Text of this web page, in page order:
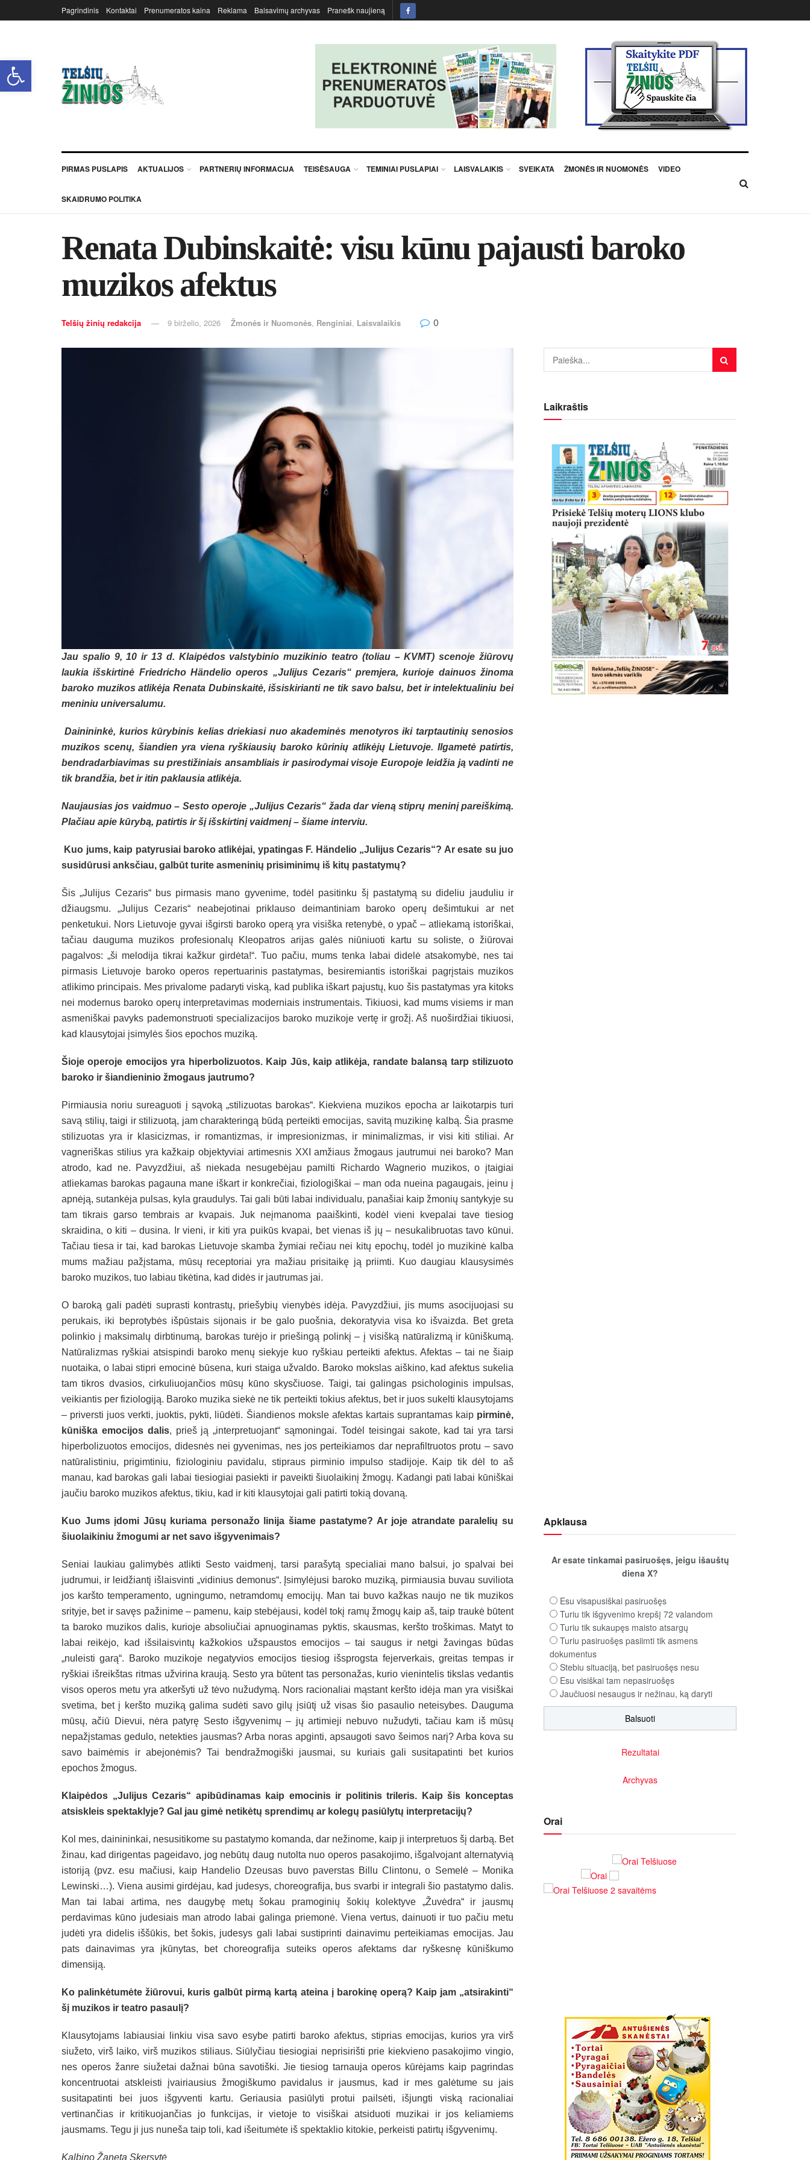
Open toolbar
Pagrindinis Kontaktai Prenumeratos kaina Reklama Balsavimų archyvas Pranešk naujieną
PIRMAS PUSLAPIS AKTUALIJOS PARTNERIŲ INFORMACIJA TEISĖSAUGA TEMINIAI PUSLAPIAI LAISVALAIKIS SVEIKATA ŽMONĖS IR NUOMONĖS VIDEO
SKAIDRUMO POLITIKA
Renata Dubinskaitė: visu kūnu pajausti baroko
muzikos afektus
Telšių žinių redakcija 9 birželio, 2026 Žmonės ir Nuomonės, Renginiai, Laisvalaikis 0
Jau spalio 9, 10 ir 13 d. Klaipėdos valstybinio muzikinio teatro (toliau – KVMT) scenoje žiūrovų
laukia išskirtinė Friedricho Händelio operos „Julijus Cezaris“ premjera, kurioje dainuos žinoma
baroko muzikos atlikėja Renata Dubinskaitė, išsiskirianti ne tik savo balsu, bet ir intelektualiniu bei
meniniu universalumu.
Dainininkė, kurios kūrybinis kelias driekiasi nuo akademinės menotyros iki tarptautinių senosios
muzikos scenų, šiandien yra viena ryškiausių baroko kūrinių atlikėjų Lietuvoje. Ilgametė patirtis,
bendradarbiavimas su prestižiniais ansambliais ir pasirodymai visoje Europoje leidžia ją vadinti ne
tik brandžia, bet ir itin paklausia atlikėja.
Naujausias jos vaidmuo – Sesto operoje „Julijus Cezaris“ žada dar vieną stiprų meninį pareiškimą.
Plačiau apie kūrybą, patirtis ir šį išskirtinį vaidmenį – šiame interviu.
Kuo jums, kaip patyrusiai baroko atlikėjai, ypatingas F. Händelio „Julijus Cezaris“? Ar esate su juo
susidūrusi anksčiau, galbūt turite asmeninių prisiminimų iš kitų pastatymų?
Šis „Julijus Cezaris“ bus pirmasis mano gyvenime, todėl pasitinku šį pastatymą su dideliu jauduliu ir
džiaugsmu. „Julijus Cezaris“ neabejotinai priklauso deimantiniam baroko operų dešimtukui ar net
penketukui. Nors Lietuvoje gyvai išgirsti baroko operą yra visiška retenybė, o ypač – atliekamą istoriškai,
tačiau dauguma muzikos profesionalų Kleopatros arijas galės niūniuoti kartu su soliste, o žiūrovai
pagalvos: „ši melodija tikrai kažkur girdėta!“. Tuo pačiu, mums tenka labai didelė atsakomybė, nes tai
pirmasis Lietuvoje baroko operos repertuarinis pastatymas, besiremiantis istoriškai pagrįstais muzikos
atlikimo principais. Mes privalome padaryti viską, kad publika iškart pajustų, kuo šis pastatymas yra kitoks
nei modernus baroko operų interpretavimas moderniais instrumentais. Tikiuosi, kad mums visiems ir man
asmeniškai pavyks pademonstruoti specializacijos baroko muzikoje vertę ir grožį. Aš nuoširdžiai tikiuosi,
kad klausytojai įsimylės šios epochos muziką.
Šioje operoje emocijos yra hiperbolizuotos. Kaip Jūs, kaip atlikėja, randate balansą tarp stilizuoto
baroko ir šiandieninio žmogaus jautrumo?
Pirmiausia noriu sureaguoti į sąvoką „stilizuotas barokas“. Kiekviena muzikos epocha ar laikotarpis turi
savą stilių, taigi ir stilizuotą, jam charakteringą būdą perteikti emocijas, savitą muzikinę kalbą. Šia prasme
stilizuotas yra ir klasicizmas, ir romantizmas, ir impresionizmas, ir minimalizmas, ir visi kiti stiliai. Ar
vagneriškas stilius yra kažkaip objektyviai artimesnis XXI amžiaus žmogaus jautrumui nei baroko? Man
atrodo, kad ne. Pavyzdžiui, aš niekada nesugebėjau pamilti Richardo Wagnerio muzikos, o įtaigiai
atliekamas barokas pagauna mane iškart ir konkrečiai, fiziologiškai – man oda nueina pagaugais, įeinu į
apnėją, sutankėja pulsas, kyla graudulys. Tai gali būti labai individualu, panašiai kaip žmonių santykyje su
tam tikrais garso tembrais ar kvapais. Juk neįmanoma paaiškinti, kodėl vieni kvepalai tave tiesiog
skraidina, o kiti – dusina. Ir vieni, ir kiti yra puikūs kvapai, bet vienas iš jų – nesukalibruotas tavo kūnui.
Tačiau tiesa ir tai, kad barokas Lietuvoje skamba žymiai rečiau nei kitų epochų, todėl jo muzikinė kalba
mums mažiau pažįstama, mūsų receptoriai yra mažiau prisitaikę ją priimti. Kuo daugiau klausysimės
baroko muzikos, tuo labiau tikėtina, kad didės ir jautrumas jai.
O baroką gali padėti suprasti kontrastų, priešybių vienybės idėja. Pavyzdžiui, jis mums asocijuojasi su
perukais, iki beprotybės išpūstais sijonais ir be galo puošnia, dekoratyvia visa ko išvaizda. Bet greta
polinkio į maksimalų dirbtinumą, barokas turėjo ir priešingą polinkį – į visišką natūralizmą ir kūniškumą.
Natūralizmas ryškiai atsispindi baroko menų siekyje kuo ryškiau perteikti afektus. Afektas – tai ne šiaip
nuotaika, o labai stipri emocinė būsena, kuri staiga užvaldo. Baroko mokslas aiškino, kad afektus sukelia
tam tikros dvasios, cirkuliuojančios mūsų kūno skysčiuose. Taigi, tai galingas psichologinis impulsas,
veikiantis per fiziologiją. Baroko muzika siekė ne tik perteikti tokius afektus, bet ir juos sukelti klausytojams
– priversti juos verkti, juoktis, pykti, liūdėti. Šiandienos moksle afektas kartais suprantamas kaip pirminė,
kūniška emocijos dalis, prieš ją „interpretuojant“ sąmoningai. Todėl teisingai sakote, kad tai yra tarsi
hiperbolizuotos emocijos, didesnės nei gyvenimas, nes jos perteikiamos dar neprafiltruotos protu – savo
natūralistiniu, prigimtiniu, fiziologiniu pavidalu, stipraus pirminio impulso stadijoje. Kaip tik dėl to aš
manau, kad barokas gali labai tiesiogiai pasiekti ir paveikti šiuolaikinį žmogų. Kadangi pati labai kūniškai
jaučiu baroko muzikos afektus, tikiu, kad ir kiti klausytojai gali patirti tokią dovaną.
Kuo Jums įdomi Jūsų kuriama personažo linija šiame pastatyme? Ar joje atrandate paralelių su
šiuolaikiniu žmogumi ar net savo išgyvenimais?
Seniai laukiau galimybės atlikti Sesto vaidmenį, tarsi parašytą specialiai mano balsui, jo spalvai bei
judrumui, ir leidžiantį išlaisvinti „vidinius demonus“. Įsimylėjusi baroko muziką, pirmiausia buvau suviliota
jos karšto temperamento, ugningumo, netramdomų emocijų. Man tai buvo kažkas naujo ne tik muzikos
srityje, bet ir savęs pažinime – pamenu, kaip stebėjausi, kodėl tokį ramų žmogų kaip aš, taip traukė būtent
ta baroko muzikos dalis, kurioje absoliučiai apnuoginamas pyktis, skausmas, keršto troškimas. Matyt to
labai reikėjo, kad išsilaisvintų kažkokios užspaustos emocijos – tai saugus ir netgi žavingas būdas
„nuleisti garą“. Baroko muzikoje negatyvios emocijos tiesiog išsprogsta fejerverkais, greitas tempas ir
ryškiai išreikštas ritmas užvirina kraują. Sesto yra būtent tas personažas, kurio vienintelis tikslas vedantis
visos operos metu yra atkeršyti už tėvo nužudymą. Nors racionaliai mąstant keršto idėja man yra visiškai
svetima, bet į keršto muziką galima sudėti savo gilų įsiūtį už visas šio pasaulio neteisybes. Dauguma
mūsų, ačiū Dievui, nėra patyrę Sesto išgyvenimų – jų artimieji nebuvo nužudyti, tačiau kam iš mūsų
nepažįstamas gedulo, netekties jausmas? Arba noras apginti, apsaugoti savo šeimos narį? Arba kova su
savo baimėmis ir abejonėmis? Tai bendražmogiški jausmai, su kuriais gali susitapatinti bet kurios
epochos žmogus.
Klaipėdos „Julijus Cezaris“ apibūdinamas kaip emocinis ir politinis trileris. Kaip šis konceptas
atsiskleis spektaklyje? Gal jau gimė netikėtų sprendimų ar kolegų pasiūlytų interpretacijų?
Kol mes, dainininkai, nesusitikome su pastatymo komanda, dar nežinome, kaip ji interpretuos šį darbą. Bet
žinau, kad dirigentas pageidavo, jog nebūtų daug nutolta nuo operos pasakojimo, išgalvojant alternatyvią
istoriją (pvz. esu mačiusi, kaip Handelio Dzeusas buvo paverstas Billu Clintonu, o Semelė – Monika
Lewinski…). Viena ausimi girdėjau, kad judesys, choreografija, bus svarbi ir integrali šio pastatymo dalis.
Man tai labai artima, nes daugybę metų šokau pramoginių šokių kolektyve „Žuvėdra“ ir jausmų
perdavimas kūno judesiais man atrodo labai galinga priemonė. Viena vertus, dainuoti ir tuo pačiu metu
judėti yra didelis iššūkis, bet šokis, judesys gali labai sustiprinti dainavimu perteikiamas emocijas. Jau
pats dainavimas yra įkūnytas, bet choreografija suteiks operos afektams dar ryškesnę kūniškumo
dimensiją.
Ko palinkėtumėte žiūrovui, kuris galbūt pirmą kartą ateina į barokinę operą? Kaip jam „atsirakinti“
šį muzikos ir teatro pasaulį?
Klausytojams labiausiai linkiu visa savo esybe patirti baroko afektus, stiprias emocijas, kurios yra virš
siužeto, virš laiko, virš muzikos stiliaus. Siūlyčiau tiesiogiai neprisirišti prie kiekvieno pasakojimo vingio,
nes operos žanre siužetai dažnai būna savotiški. Jie tiesiog tarnauja operos kūrėjams kaip pagrindas
koncentruotai atskleisti įvairiausius žmogiškumo pavidalus ir jausmus, kad ir mes galėtume su jais
susitapatinti bei juos išgyventi kartu. Geriausia pasiūlyti protui pailsėti, išjungti viską racionaliai
vertinančias ir kritikuojančias jo funkcijas, ir vietoje to visiškai atsiduoti muzikai ir jos keliamiems
jausmams. Tegu ji jus nuneša taip toli, kad išeitumėte iš spektaklio kitokie, perkeisti patirtų išgyvenimų.
Kalbino Žaneta Skersytė
Laikraštis
Apklausa
Ar esate tinkamai pasiruošęs, jeigu išauštų
diena X?
Esu visapusiškai pasiruošęs
Turiu tik išgyvenimo krepšį 72 valandom
Turiu tik sukaupęs maisto atsargų
Turiu pasiruošęs pasiimti tik asmens
dokumentus
Stebiu situaciją, bet pasiruošęs nesu
Esu visiškai tam nepasiruošęs
Jaučiuosi nesaugus ir nežinau, ką daryti
Rezultatai
Archyvas
Orai